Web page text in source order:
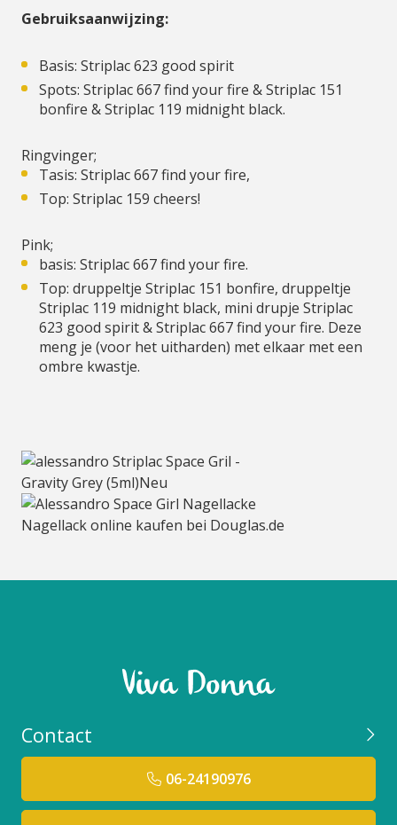
Gebruiksaanwijzing:
Basis: Striplac 623 good spirit
Spots: Striplac 667 find your fire & Striplac 151
bonfire & Striplac 119 midnight black.
Ringvinger;
Tasis: Striplac 667 find your fire,
Top: Striplac 159 cheers!
Pink;
basis: Striplac 667 find your fire.
Top: druppeltje Striplac 151 bonfire, druppeltje
Striplac 119 midnight black, mini drupje Striplac
623 good spirit & Striplac 667 find your fire. Deze
meng je (voor het uitharden) met elkaar met een
ombre kwastje.
Contact
06-24190976